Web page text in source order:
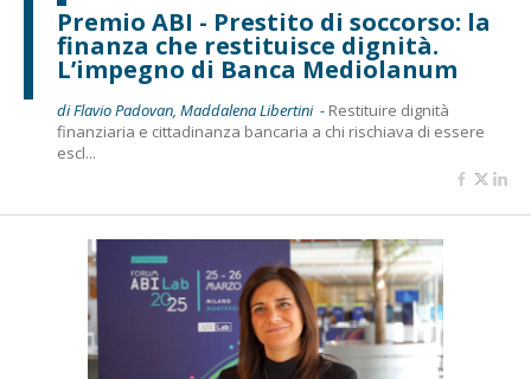
Premio ABI - Prestito di soccorso: la
finanza che restituisce dignità.
L’impegno di Banca Mediolanum
di Flavio Padovan, Maddalena Libertini - Restituire dignità
finanziaria e cittadinanza bancaria a chi rischiava di essere
escl...